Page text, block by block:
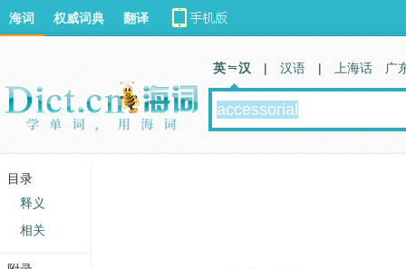
海词 权威词典 翻译
英 汉 | 汉语 | 上海话 广
目录
释义
相关